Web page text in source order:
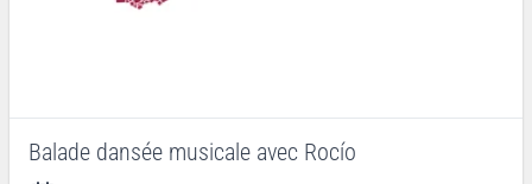
Balade dansée musicale avec Rocío